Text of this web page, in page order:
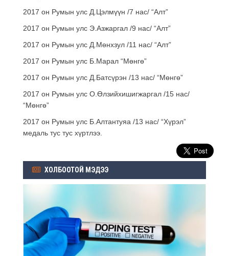
2017 он Румын улс Д.Цэлмүүн /7 нас/ “Алт”
2017 он Румын улс Э.Азжаргал /9 нас/ “Алт”
2017 он Румын улс Д.Мөнхзул /11 нас/ “Алт”
2017 он Румын улс Б.Марал “Мөнгө”
2017 он Румын улс Д.Батсүрэн /13 нас/ “Мөнгө”
2017 он Румын улс О.Өлзийхишигжаргал /15 нас/
“Мөнгө”
2017 он Румын улс Б.Алтантуяа /13 нас/ “Хүрэл”
медаль тус тус хүртлээ.
ХОЛБООТОЙ МЭДЭЭ